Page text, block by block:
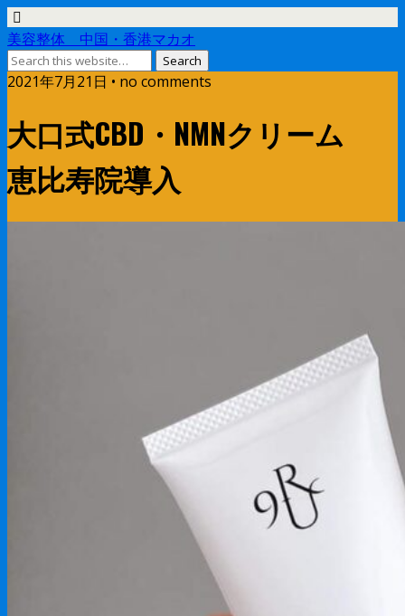
美容整体 中国・香港マカオ
2021年7月21日 • no comments
大口式CBD・NMNクリーム
恵比寿院導入